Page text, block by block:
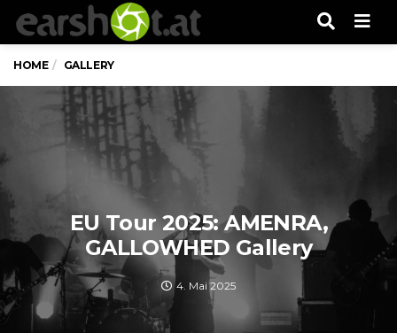
HOME GALLERY
EU Tour 2025: AMENRA,
GALLOWHED Gallery
4. Mai 2025